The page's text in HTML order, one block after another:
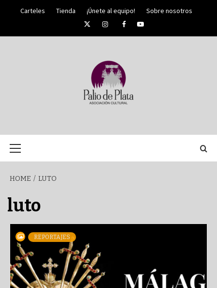
Carteles Tienda ¡Únete al equipo!
Sobre nosotros
TwitterInstagramFacebookYouTube
SEMANA
SANTA DE
HOME LUTO
luto
REPORTAJES